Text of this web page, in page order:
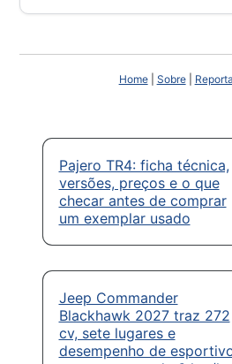
Home| Sobre|
Pajero TR4: ficha técnica,
versões, preços e o que
checar antes de comprar
um exemplar usado
Jeep Commander
Blackhawk 2027 traz 272
cv, sete lugares e
desempenho de